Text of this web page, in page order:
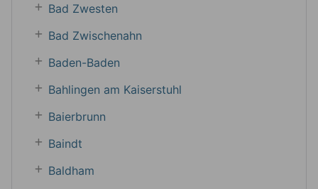
Bad Zwesten
Bad Zwischenahn
Baden-Baden
Bahlingen am Kaiserstuhl
Baierbrunn
Baindt
Baldham